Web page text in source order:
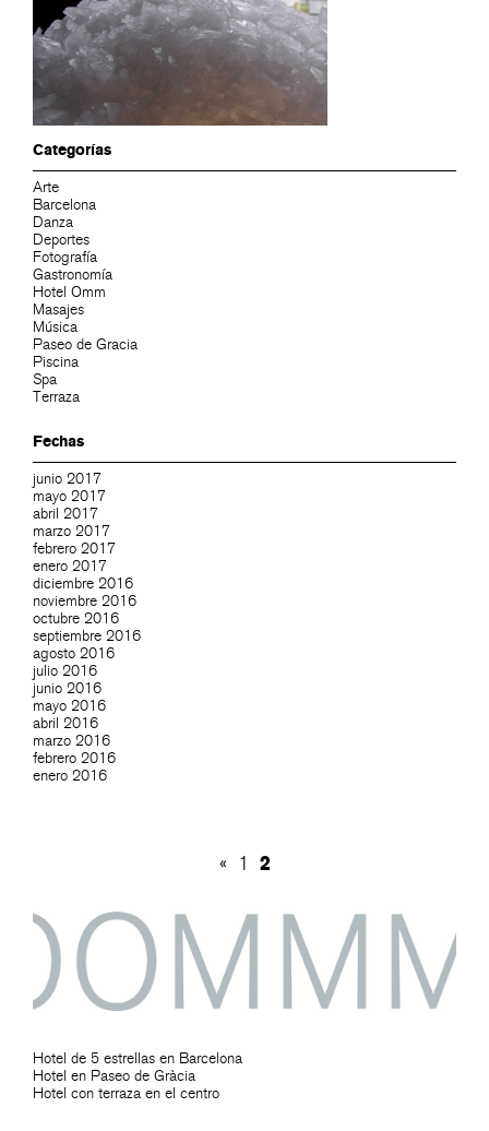
Categorías
Arte
Barcelona
Danza
Deportes
Fotografía
Gastronomía
Hotel Omm
Masajes
Música
Paseo de Gracia
Piscina
Spa
Terraza
Fechas
junio 2017
mayo 2017
abril 2017
marzo 2017
febrero 2017
enero 2017
diciembre 2016
noviembre 2016
octubre 2016
septiembre 2016
agosto 2016
julio 2016
junio 2016
mayo 2016
abril 2016
marzo 2016
febrero 2016
enero 2016
« 1 2
Hotel de 5 estrellas en Barcelona
Hotel en Paseo de Gràcia
Hotel con terraza en el centro